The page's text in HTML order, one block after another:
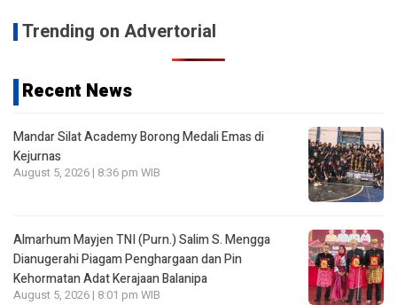
Trending on Advertorial
Recent News
Mandar Silat Academy Borong Medali Emas di
Kejurnas
August 5, 2026 | 8:36 pm WIB
Almarhum Mayjen TNI (Purn.) Salim S. Mengga
Dianugerahi Piagam Penghargaan dan Pin
Kehormatan Adat Kerajaan Balanipa
August 5, 2026 | 8:01 pm WIB